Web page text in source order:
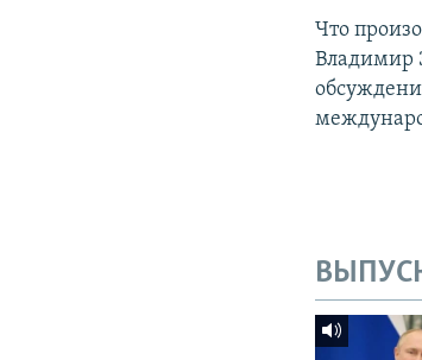
Что
Владимир